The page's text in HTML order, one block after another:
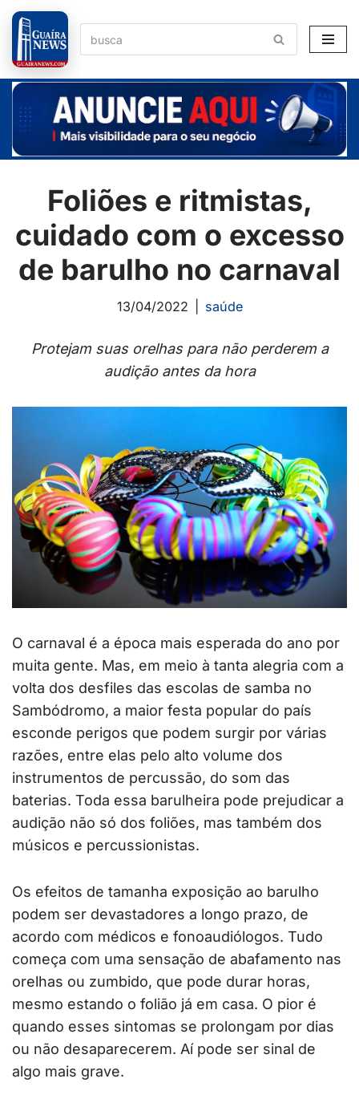
Pular
para
o
conteúdo
Foliões e ritmistas,
cuidado com o excesso
de barulho no carnaval
13/04/2022 saúde
Protejam suas orelhas para não perderem a
audição antes da hora
O carnaval é a época mais esperada do ano por
muita gente. Mas, em meio à tanta alegria com a
volta dos desfiles das escolas de samba no
Sambódromo, a maior festa popular do país
esconde perigos que podem surgir por várias
razões, entre elas pelo alto volume dos
instrumentos de percussão, do som das
baterias. Toda essa barulheira pode prejudicar a
audição não só dos foliões, mas também dos
músicos e percussionistas.
Os efeitos de tamanha exposição ao barulho
podem ser devastadores a longo prazo, de
acordo com médicos e fonoaudiólogos. Tudo
começa com uma sensação de abafamento nas
orelhas ou zumbido, que pode durar horas,
mesmo estando o folião já em casa. O pior é
quando esses sintomas se prolongam por dias
ou não desaparecerem. Aí pode ser sinal de
algo mais grave.